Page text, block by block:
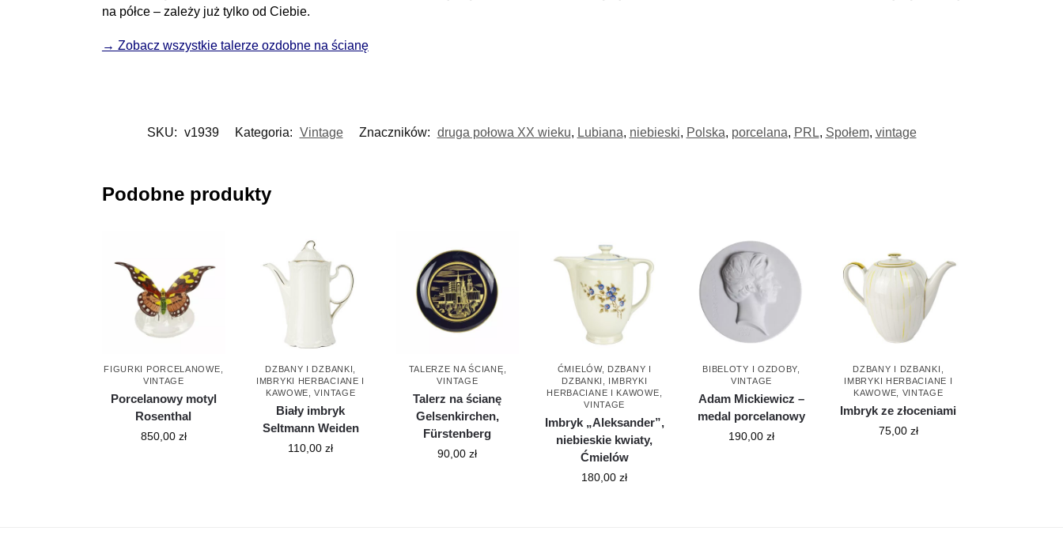
na półce – zależy już tylko od Ciebie.
→ Zobacz wszystkie talerze ozdobne na ścianę
SKU: v1939 Kategoria: Vintage Znaczników: druga połowa XX wieku, Lubiana, niebieski, Polska, porcelana, PRL, Społem, vintage
Podobne produkty
FIGURKI PORCELANOWE
VINTAGE
Porcelanowy motyl
Rosenthal
850,00 zł
DZBANY I DZBANKI
IMBRYKI HERBACIANE I
KAWOWE ,VINTAGE
Biały imbryk
Seltmann Weiden
110,00zł
TALERZE NA ŚCIANĘ
VINTAGE
Talerz na ścianę
Gelsenkirchen,
Fürstenberg
90,00zł
ĆMIELÓW, DZBANY I
DZBANKI
IMBRYKI
HERBACIANE I KAWOWE
VINTAGE
Imbryk „Aleksander”,
niebieskie kwiaty,
Ćmielów
180,00zł
BIBELOTY I OZDOBY
VINTAGE
Adam Mickiewicz –
medal porcelanowy
190,00zł
DZBANY I DZBANKI
IMBRYKI HERBACIANE I
KAWOWE
VINTAGE
Imbryk ze złoceniami
75,00 zł